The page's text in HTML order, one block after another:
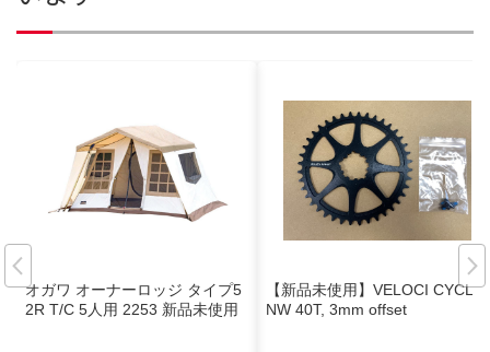
オガワ オーナーロッジ タイプ5
2R T/C 5人用 2253 新品未使用
【新品未使用】VELOCI CYCLE
NW 40T, 3mm offset